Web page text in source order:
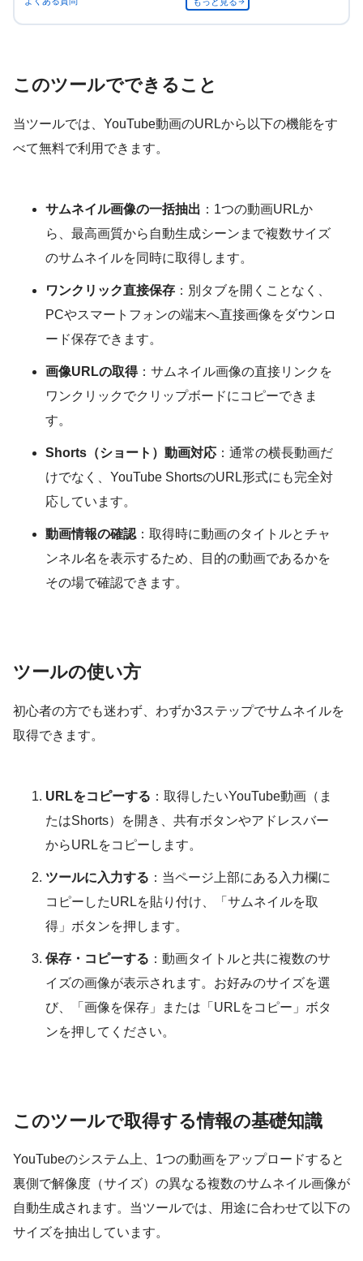
このツールでできること
当ツールでは、YouTube動画のURLから以下の機能をす
べて無料で利用できます。
サムネイル画像の一括抽出 ：1つの動画URLか
ら、最高画質から自動生成シーンまで複数サイズ
のサムネイルを同時に取得します。
ワンクリック直接保存 ：別タブを開くことなく、
PCやスマートフォンの端末へ直接画像をダウンロ
ード保存できます。
画像URLの取得：サムネイル画像の直接リンクを
ワンクリックでクリップボードにコピーできま
す。
Shorts（ショート）動画対応 ：通常の横長動画だ
けでなく、YouTube ShortsのURL形式にも完全対
応しています。
動画情報の確認 ：取得時に動画のタイトルとチャ
ンネル名を表示するため、目的の動画であるかを
その場で確認できます。
ツールの使い方
初心者の方でも迷わず、わずか3ステップでサムネイルを
取得できます。
URLをコピーする ：取得したいYouTube動画（ま
たはShorts）を開き、共有ボタンやアドレスバー
からURLをコピーします。
ツールに入力する ：当ページ上部にある入力欄に
コピーしたURLを貼り付け、「サムネイルを取
得」ボタンを押します。
保存・コピーする ：動画タイトルと共に複数のサ
イズの画像が表示されます。お好みのサイズを選
び、「画像を保存」または「URLをコピー」ボタ
ンを押してください。
このツールで取得する情報の基礎知識
YouTubeのシステム上、1つの動画をアップロードすると
裏側で解像度（サイズ）の異なる複数のサムネイル画像が
自動生成されます。当ツールでは、用途に合わせて以下の
サイズを抽出しています。